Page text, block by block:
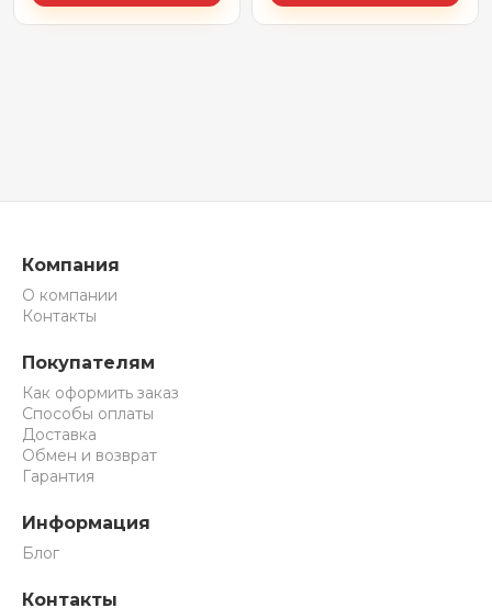
Компания
О компании
Контакты
Покупателям
Как оформить заказ
Способы оплаты
Доставка
Обмен и возврат
Гарантия
Информация
Блог
Контакты